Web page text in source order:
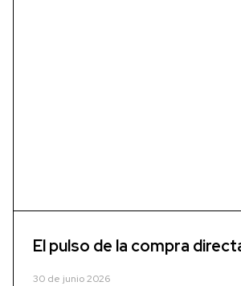
El pulso de la compra
30 de junio 2026